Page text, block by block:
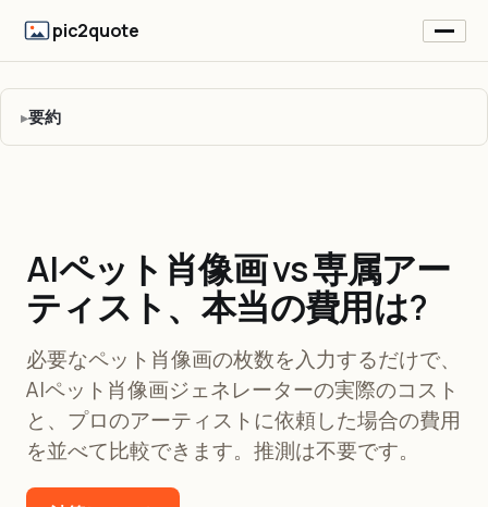
要約
AIペット肖像画 vs 専属アー
ティスト、本当の費用は?
必要なペット肖像画の枚数を入力するだけで、
AIペット肖像画ジェネレーターの実際のコスト
と、プロのアーティストに依頼した場合の費用
を並べて比較できます。推測は不要です。
pic2quote